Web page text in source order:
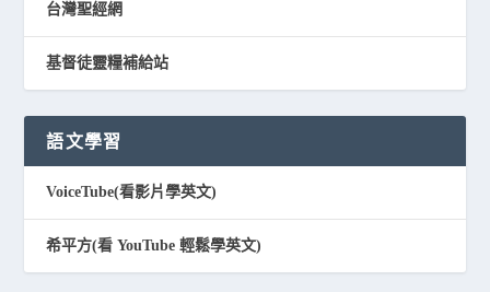
台灣聖經網
基督徒靈糧補給站
語文學習
VoiceTube(看影片學英文)
希平方(看 YouTube 輕鬆學英文)